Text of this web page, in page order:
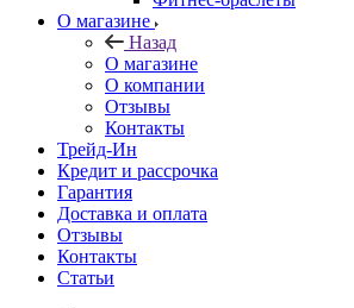
О магазине
Назад
О магазине
О компании
Отзывы
Контакты
Трейд-Ин
Кредит и рассрочка
Гарантия
Доставка и оплата
Отзывы
Контакты
Статьи